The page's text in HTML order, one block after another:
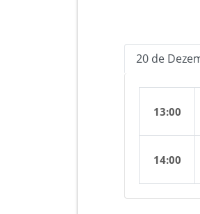
20 de
13:00
14:00